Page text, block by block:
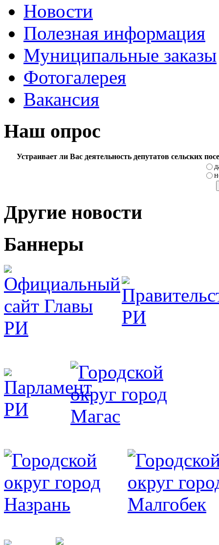
Новости
Полезная информация
Муниципальные заказы
Фотогалерея
Вакансия
Наш опрос
Устраивает ли Вас деятельность депутатов сельских
Другие новости
Баннеры